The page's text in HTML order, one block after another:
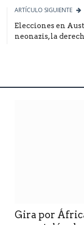
ARTÍCULO SIGUIENTE
Elecciones en
neonazis, la
Gira por